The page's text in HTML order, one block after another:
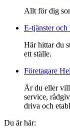
Allt för dig
E-tjänster och
Här hittar du
ett ställe.
Företagare
Är du eller
service,
driva och
Du är här: